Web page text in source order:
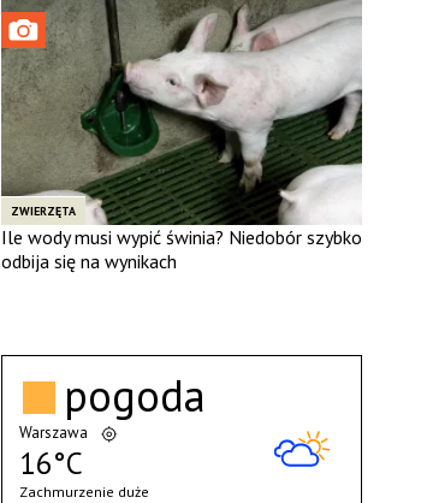
ZWIERZĘTA
Ile wody musi wypić świnia? Niedobór szybko
odbija się na wynikach
pogoda
Warszawa
16°C
Zachmurzenie duże